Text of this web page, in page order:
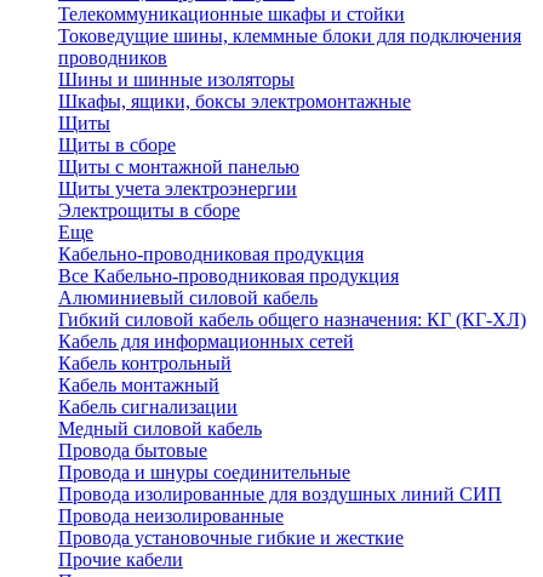
Телекоммуникационные шкафы и стойки
Токоведущие шины, клеммные блоки для подключения
проводников
Шины и шинные изоляторы
Шкафы, ящики, боксы электромонтажные
Щиты
Щиты в сборе
Щиты с монтажной панелью
Щиты учета электроэнергии
Электрощиты в сборе
Еще
Кабельно-проводниковая продукция
Все Кабельно-проводниковая продукция
Алюминиевый силовой кабель
Гибкий силовой кабель общего назначения: КГ (КГ-ХЛ)
Кабель для информационных сетей
Кабель контрольный
Кабель монтажный
Кабель сигнализации
Медный силовой кабель
Провода бытовые
Провода и шнуры соединительные
Провода изолированные для воздушных линий СИП
Провода неизолированные
Провода установочные гибкие и жесткие
Прочие кабели